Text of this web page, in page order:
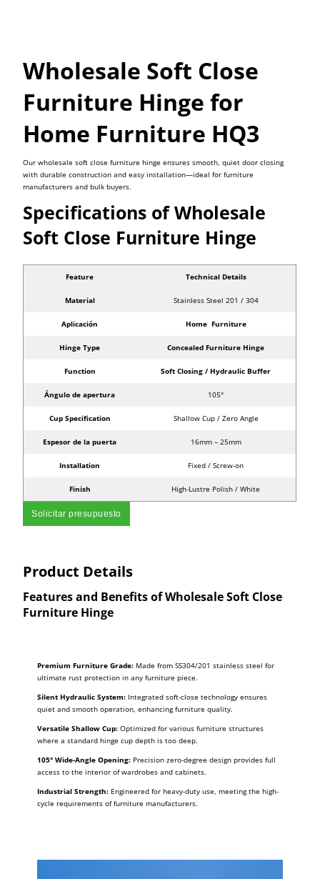
Wholesale Soft Close
Furniture Hinge for
Home Furniture HQ3
Our wholesale soft close furniture hinge ensures smooth, quiet door closing
with durable construction and easy installation—ideal for furniture
manufacturers and bulk buyers.
Specifications of Wholesale
Soft Close Furniture Hinge
Feature Technical Details
Material Stainless Steel 201 / 304
Aplicación Home Furniture
Hinge Type Concealed Furniture Hinge
Function Soft Closing / Hydraulic Buffer
Ángulo de apertura 105°
Cup Specification Shallow Cup / Zero Angle
Espesor de la puerta 16mm – 25mm
Installation Fixed / Screw-on
Finish High-Lustre Polish / White
Solicitar presupuesto
Product Details
Features and Benefits of Wholesale Soft Close
Furniture Hinge
Premium Furniture Grade: Made from SS304/201 stainless steel for
ultimate rust protection in any furniture piece.
Silent Hydraulic System: Integrated soft-close technology ensures
quiet and smooth operation, enhancing furniture quality.
Versatile Shallow Cup: Optimized for various furniture structures
where a standard hinge cup depth is too deep.
105° Wide-Angle Opening: Precision zero-degree design provides full
access to the interior of wardrobes and cabinets.
Industrial Strength: Engineered for heavy-duty use, meeting the high-
cycle requirements of furniture manufacturers.